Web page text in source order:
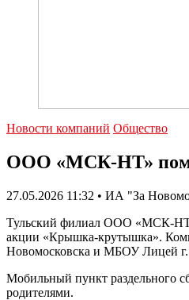
Новости компаний Общество
ООО «МСК-НТ»
27.05.2026 11:32 • ИА "За
Тульский филиал ООО «МСК-НТ»
акции «Крышка-крутышка».
Новомосковска и МБОУ Лицей г.
Мобильный пункт раздельного
родителями.